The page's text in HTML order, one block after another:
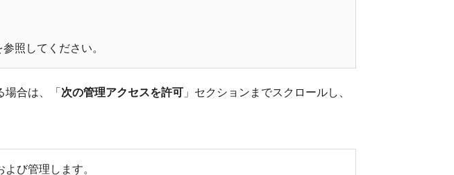
参照してください。
場合は、「次の管理アクセスを許可 」セクションまでスクロールし、
び管理します。